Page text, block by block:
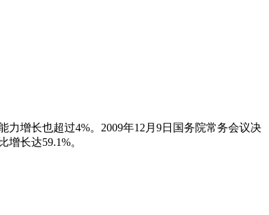
增长也超过4%。2009年12月9日国务院常务会议决
长达59.1%。